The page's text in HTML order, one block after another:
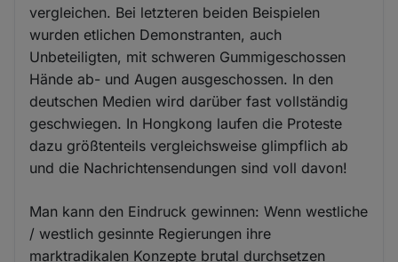
vergleichen. Bei letzteren beiden Beispielen
wurden etlichen Demonstranten, auch
Unbeteiligten, mit schweren Gummigeschossen
Hände ab- und Augen ausgeschossen. In den
deutschen Medien wird darüber fast vollständig
geschwiegen. In Hongkong laufen die Proteste
dazu größtenteils vergleichsweise glimpflich ab
und die Nachrichtensendungen sind voll davon!
Man kann den Eindruck gewinnen: Wenn westliche
/ westlich gesinnte Regierungen ihre
marktradikalen Konzepte brutal durchsetzen